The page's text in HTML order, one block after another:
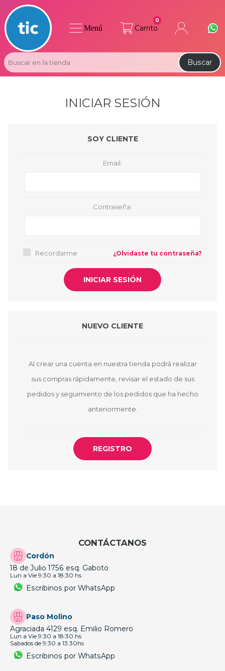
Carrito
0
Buscar
Menú
INICIAR SESIÓN
SOY CLIENTE
Email:
Contraseña:
Recordarme ¿Olvidaste tu contraseña?
NUEVO CLIENTE
Al crear una cuenta en nuestra tienda podrá realizar
sus compras rápidamente, revisar el estado de sus
pedidos y seguimiento de los pedidos que ha hecho
anteriormente.
CONTÁCTANOS
Cordón
18 de Julio 1756 esq. Gaboto
Lun a Vie 9:30 a 18:30 hs
Escribinos por WhatsApp
Paso Molino
Agraciada 4129 esq. Emilio Romero
Lun a Vie 9:30 a 18:30 hs
Sabados de 9:30 a 13:30hs
Escribinos por WhatsApp